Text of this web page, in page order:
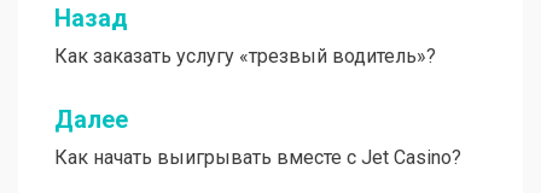
Навигация
по
записям
Назад
Как заказать услугу «трезвый водитель»?
Далее
Как начать выигрывать вместе с Jet Casino?